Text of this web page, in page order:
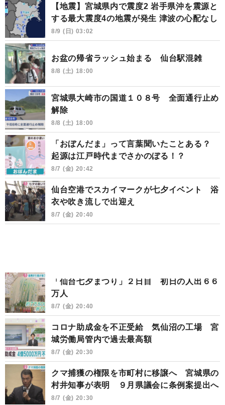
【地震】宮城県内で震度2 岩手県沖を震源と
する最大震度4の地震が発生 津波の心配なし
8/9 (日) 03:02
お盆の帰省ラッシュ始まる 仙台駅混雑
8/8 (土) 18:00
宮城県大崎市の国道１０８号 全面通行止め
解除
8/8 (土) 18:00
「おぼんだま」って言葉聞いたことある？
起源は江戸時代までさかのぼる！？
8/7 (金) 20:42
仙台空港でスカイマークが七夕イベント 浴
衣や吹き流しで出迎え
8/7 (金) 20:40
「仙台七夕まつり」２日目 初日の人出６６
万人
8/7 (金) 20:40
コロナ助成金を不正受給 気仙沼の工場 宮
城労働局管内で過去最高額
8/7 (金) 20:30
クマ捕獲の権限を市町村に移譲へ 宮城県の
村井知事が表明 ９月県議会に条例案提出へ
8/7 (金) 20:30